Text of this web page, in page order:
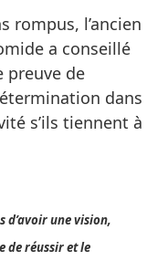
rompus, l’ancien
a conseillé
preuve de
dans
s’ils tiennent à
d’avoir une vision,
de réussir et le